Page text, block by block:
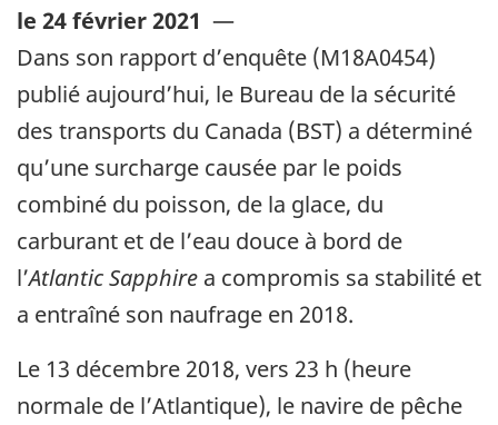
le 24 février 2021 —
Dans son rapport d’enquête (M18A0454)
publié aujourd’hui, le Bureau de la sécurité
des transports du Canada (BST) a déterminé
qu’une surcharge causée par le poids
combiné du poisson, de la glace, du
carburant et de l’eau douce à bord de
l’Atlantic Sapphire a compromis sa stabilité et
a entraîné son naufrage en 2018.
Le 13 décembre 2018, vers 23 h (heure
normale de l’Atlantique), le navire de pêche